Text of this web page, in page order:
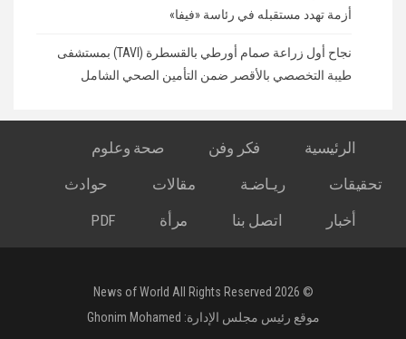
أزمة تهدد مستقبله في رئاسة «فيفا»
نجاح أول زراعة صمام أورطي بالقسطرة (TAVI) بمستشفى
طيبة التخصصي بالأقصر ضمن التأمين الصحي الشامل
الرئيسية فكر وفن
صحة وعلوم
تحقيقات
ريـاضـة مقالات
حوادث
أخبار
اتصل بنا مرأة PDF
© 2026 News of World All Rights Reserved
موقع رئيس مجلس الإدارة: Ghonim Mohamed